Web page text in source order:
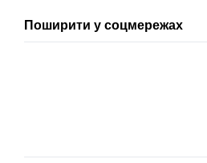
Поширити у соцмережах